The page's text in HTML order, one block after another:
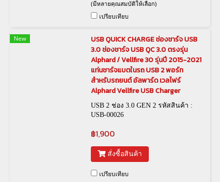
(มีหลายคุณสมบัติให้เลือก)
เปรียบเทียบ
New
USB QUICK CHARGE ช่องชาร์จ USB
3.0 ช่องชาร์จ USB QC 3.0 ตรงรุ่น
Alphard / Vellfire 30 รุ่นปี 2015-2021
แท่นชาร์จแบตในรถ USB 2 พอร์ท
สำหรับรถยนต์ อัลพาร์ด เวลไฟร์
Alphard Vellfire USB Charger
USB 2 ช่อง 3.0 GEN 2 รหัสสินค้า :
USB-00026
฿1,900
สั่งซื้อสินค้า
เปรียบเทียบ